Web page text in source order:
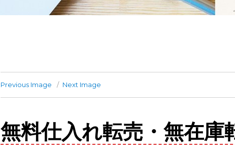
Previous Image Next Image
無料仕入れ転売・無在庫